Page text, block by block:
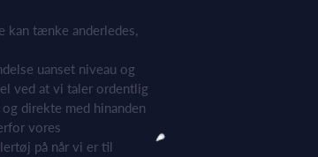
kan tænke anderledes,
uanset niveau og
ved at vi taler ordentlig
direkte med hinanden
vores
på når vi er til